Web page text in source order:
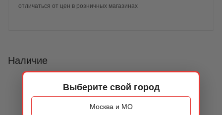
Выберите свой город
Москва и МО
отличаться от цен в розничных магазинах
Наличие